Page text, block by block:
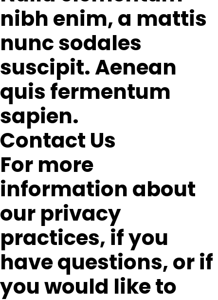
nibh enim, a mattis
nunc sodales
suscipit. Aenean
quis fermentum
sapien.
Contact Us
For more
information about
our privacy
practices, if you
have questions, or if
you would like to